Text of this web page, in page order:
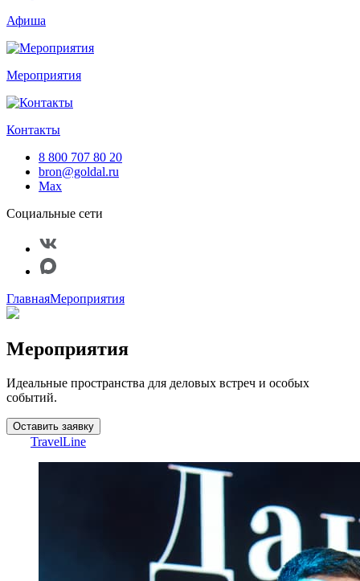
Афиша
Мероприятия
Контакты
8 800 707 80 20
bron@goldal.ru
Max
Социальные сети
ГлавнаяМероприятия
Мероприятия
Идеальные пространства для деловых встреч и особых
событий.
Оставить заявку
TravelLine